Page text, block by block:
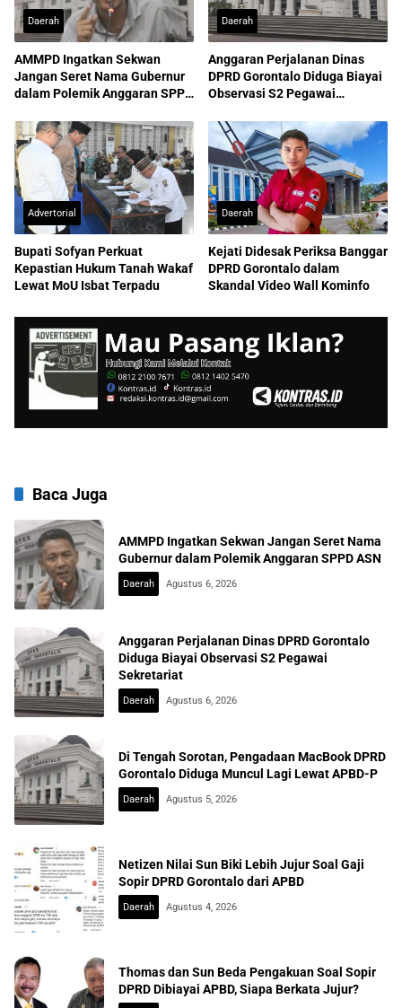
Daerah
AMMPD Ingatkan Sekwan
Jangan Seret Nama Gubernur
dalam Polemik Anggaran SPPD
Daerah
Anggaran Perjalanan Dinas
DPRD Gorontalo Diduga Biayai
Observasi S2 Pegawai
Advertorial
Bupati Sofyan Perkuat
Kepastian Hukum Tanah Wakaf
Lewat MoU Isbat Terpadu
Daerah
Kejati Didesak Periksa Banggar
DPRD Gorontalo dalam
Skandal Video Wall Kominfo
Baca Juga
AMMPD Ingatkan Sekwan Jangan Seret Nama
Gubernur dalam Polemik Anggaran SPPD ASN
Daerah Agustus 6, 2026
Anggaran Perjalanan Dinas DPRD Gorontalo
Diduga Biayai Observasi S2 Pegawai
Sekretariat
Daerah Agustus 6, 2026
Di Tengah Sorotan, Pengadaan MacBook DPRD
Gorontalo Diduga Muncul Lagi Lewat APBD-P
Daerah Agustus 5, 2026
Netizen Nilai Sun Biki Lebih Jujur Soal Gaji
Sopir DPRD Gorontalo dari APBD
Daerah Agustus 4, 2026
Thomas dan Sun Beda Pengakuan Soal Sopir
DPRD Dibiayai APBD, Siapa Berkata Jujur?